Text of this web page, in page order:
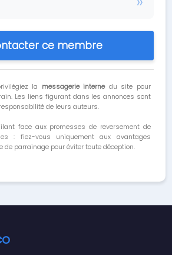
ce membre
la messagerie internedu site pour
Les liens figurant dans les annonces sont
de leurs auteurs.
face aux promesses de reversement de
: fiez-vous uniquement aux avantages
de parrainage pour éviter toute déception.